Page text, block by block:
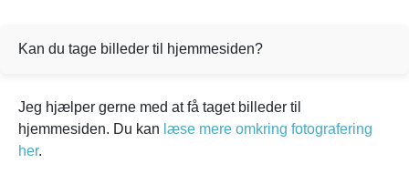
Kan du tage billeder til hjemmesiden?
Jeg hjælper gerne med at få taget billeder til
hjemmesiden. Du kan læse mere omkring fotografering
her.